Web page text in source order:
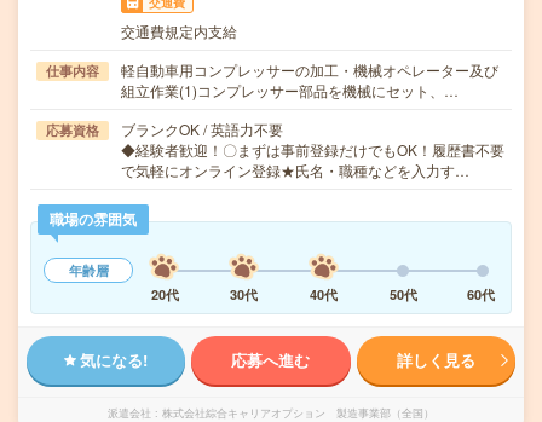
交通費規定内支給
仕事内容
軽自動車用コンプレッサーの加工・機械オペレーター及び
組立作業(1)コンプレッサー部品を機械にセット、…
応募資格
ブランクOK / 英語力不要
◆経験者歓迎！〇まずは事前登録だけでもOK！履歴書不要
で気軽にオンライン登録★氏名・職種などを入力す…
職場の雰囲気
年齢層
20代
30代 40代 50代 60代
気になる! 応募へ進む 詳しく見る
派遣会社 株式会社綜合キャリアオプション 製造事業部（全国）